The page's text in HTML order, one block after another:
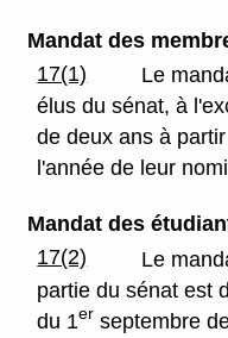
Mandat des
17(1)
Le
élus du sénat, à
de deux ans à
l'année de leur
Mandat des
17(2)
Le
partie du sénat est
du 1er septembre